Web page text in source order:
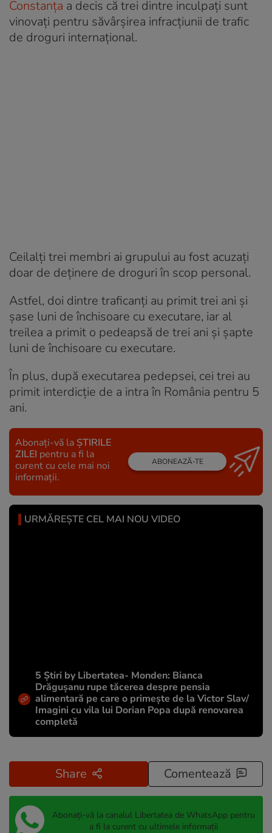
Constanța a decis că trei dintre inculpați sunt
vinovați pentru săvârșirea infracțiunii de trafic
de droguri internațional.
Ceilalți trei membri ai grupului au fost acuzați
doar de deținere de droguri în scop personal.
Astfel, doi dintre traficanți au primit trei ani și
șase luni de închisoare cu executare, iar al
treilea a primit o pedeapsă de trei ani și șapte
luni de închisoare cu executare.
În plus, după executarea pedepsei, cei trei au
primit interdicție de a intra în România pentru 5
ani.
Abonați-vă la ȘTIRILE
ZILEI pentru a fi la
curent cu cele mai noi
informații.
ABONEAZĂ-TE
URMĂREȘTE CEL MAI NOU VIDEO
5 Știri by Libertatea- Monden: Bianca
Drăgușanu rupe tăcerea despre pensia
alimentară pe care o primește de la Victor Slav/
Imagini cu vila lui Dorian Popa după renovarea
completă
Share Comentează
Abonați-vă la canalul Libertatea de WhatsApp pentru
a fi la curent cu ultimele informații